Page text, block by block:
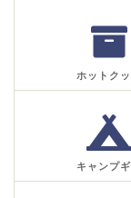
ホットク
キャンプ